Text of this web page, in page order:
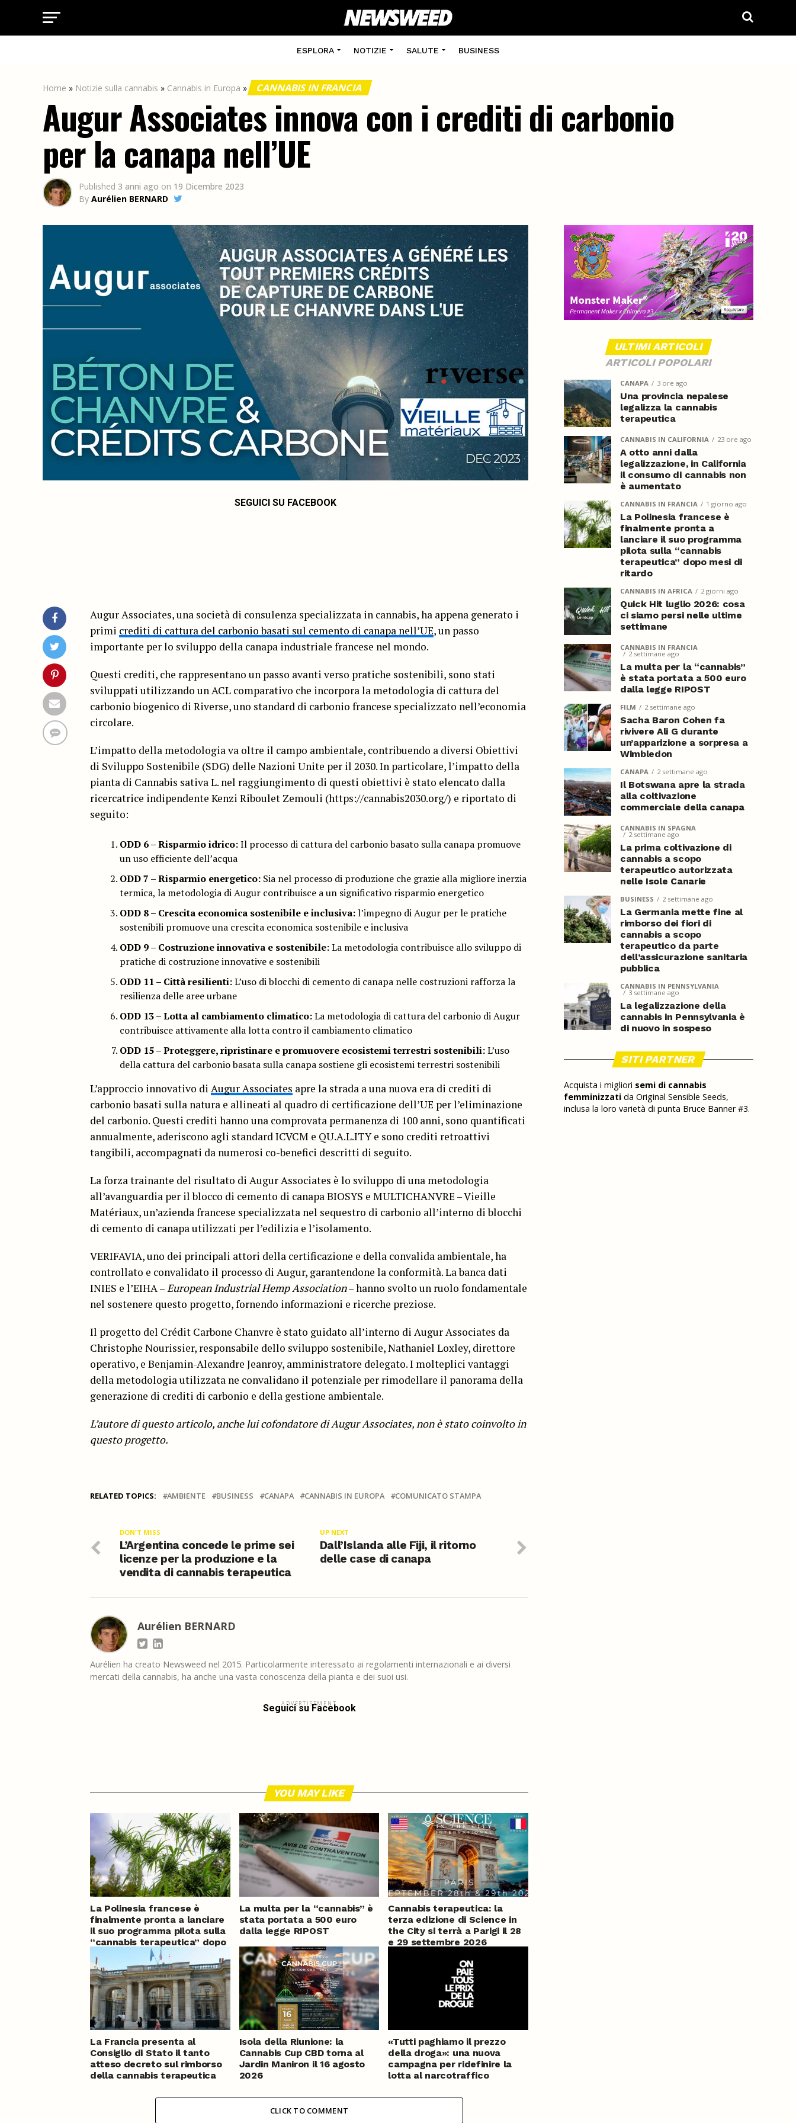
ESPLORA NOTIZIE SALUTE BUSINESS
Home » Notizie sulla cannabis » Cannabis in Europa » CANNABIS IN FRANCIA
Augur Associates innova con i crediti di carbonio
per la canapa nell’UE
Published 3 anni ago on 19 Dicembre 2023
By Aurélien BERNARD
SEGUICI SU FACEBOOK
Augur Associates, una società di consulenza specializzata in cannabis, ha appena generato i
primi crediti di cattura del carbonio basati sul cemento di canapa nell’UE, un passo
importante per lo sviluppo della canapa industriale francese nel mondo.
Questi crediti, che rappresentano un passo avanti verso pratiche sostenibili, sono stati
sviluppati utilizzando un ACL comparativo che incorpora la metodologia di cattura del
carbonio biogenico di Riverse, uno standard di carbonio francese specializzato nell’economia
circolare.
L’impatto della metodologia va oltre il campo ambientale, contribuendo a diversi Obiettivi
di Sviluppo Sostenibile (SDG) delle Nazioni Unite per il 2030. In particolare, l’impatto della
pianta di Cannabis sativa L. nel raggiungimento di questi obiettivi è stato elencato dalla
ricercatrice indipendente Kenzi Riboulet Zemouli (https://cannabis2030.org/) e riportato di
seguito:
ODD 6 – Risparmio idrico:Il processo di cattura del carbonio basato sulla canapa promuove
un uso efficiente dell’acqua
ODD 7 – Risparmio energetico: Sia nel processo di produzione che grazie alla migliore inerzia
termica, la metodologia di Augur contribuisce a un significativo risparmio energetico
ODD 8 – Crescita economica sostenibile e inclusiva:l’impegno di Augur per le pratiche
sostenibili promuove una crescita economica sostenibile e inclusiva
ODD 9 – Costruzione innovativa e sostenibile:La metodologia contribuisce allo sviluppo di
pratiche di costruzione innovative e sostenibili
ODD 11 – Città resilienti:L’uso di blocchi di cemento di canapa nelle costruzioni rafforza la
resilienza delle aree urbane
ODD 13 – Lotta al cambiamento climatico:La metodologia di cattura del carbonio di Augur
contribuisce attivamente alla lotta contro il cambiamento climatico
ODD 15 – Proteggere, ripristinare e promuovere ecosistemi terrestri sostenibili:L’uso
della cattura del carbonio basata sulla canapa sostiene gli ecosistemi terrestri sostenibili
L’approccio innovativo di Augur Associates apre la strada a una nuova era di crediti di
carbonio basati sulla natura e allineati al quadro di certificazione dell’UE per l’eliminazione
del carbonio. Questi crediti hanno una comprovata permanenza di 100 anni, sono quantificati
annualmente, aderiscono agli standard ICVCM e QU.A.L.ITY e sono crediti retroattivi
tangibili, accompagnati da numerosi co-benefici descritti di seguito.
La forza trainante del risultato di Augur Associates è lo sviluppo di una metodologia
all’avanguardia per il blocco di cemento di canapa BIOSYS e MULTICHANVRE – Vieille
Matériaux, un’azienda francese specializzata nel sequestro di carbonio all’interno di blocchi
di cemento di canapa utilizzati per l’edilizia e l’isolamento.
VERIFAVIA, uno dei principali attori della certificazione e della convalida ambientale, ha
controllato e convalidato il processo di Augur, garantendone la conformità. La banca dati
INIES e l’EIHA – European Industrial Hemp Association– hanno svolto un ruolo fondamentale
nel sostenere questo progetto, fornendo informazioni e ricerche preziose.
Il progetto del Crédit Carbone Chanvre è stato guidato all’interno di Augur Associates da
Christophe Nourissier, responsabile dello sviluppo sostenibile, Nathaniel Loxley, direttore
operativo, e Benjamin-Alexandre Jeanroy, amministratore delegato. I molteplici vantaggi
della metodologia utilizzata ne convalidano il potenziale per rimodellare il panorama della
generazione di crediti di carbonio e della gestione ambientale.
L’autore di questo articolo, anche lui cofondatore di Augur Associates, non è stato coinvolto in
questo progetto.
RELATED TOPICS: AMBIENTE BUSINESS CANAPA CANNABIS IN EUROPA COMUNICATO STAMPA
UP NEXT
Dall’Islanda alle Fiji, il ritorno
delle case di canapa
DON'T MISS
L’Argentina concede le prime sei
licenze per la produzione e la
vendita di cannabis terapeutica
Aurélien BERNARD
Aurélien ha creato Newsweed nel 2015. Particolarmente interessato ai regolamenti internazionali e ai diversi
mercati della cannabis, ha anche una vasta conoscenza della pianta e dei suoi usi.
ADVERTISEMENT
Seguici su Facebook
YOU MAY LIKE
La Polinesia francese è
finalmente pronta a lanciare
il suo programma pilota sulla
“cannabis terapeutica” dopo
mesi di ritardo
La multa per la “cannabis” è
stata portata a 500 euro
dalla legge RIPOST
Cannabis terapeutica: la
terza edizione di Science in
the City si terrà a Parigi il 28
e 29 settembre 2026
La Francia presenta al
Consiglio di Stato il tanto
atteso decreto sul rimborso
della cannabis terapeutica
Isola della Riunione: la
Cannabis Cup CBD torna al
Jardin Maniron il 16 agosto
2026
«Tutti paghiamo il prezzo
della droga»: una nuova
campagna per ridefinire la
lotta al narcotraffico
CLICK TO COMMENT
ULTIMI ARTICOLI
ARTICOLI POPOLARI
CANAPA 3 ore ago
Una provincia nepalese
legalizza la cannabis
terapeutica
CANNABIS IN CALIFORNIA 23 ore ago
A otto anni dalla
legalizzazione, in California
il consumo di cannabis non
è aumentato
CANNABIS IN FRANCIA 1 giorno ago
La Polinesia francese è
finalmente pronta a
lanciare il suo programma
pilota sulla “cannabis
terapeutica” dopo mesi di
ritardo
CANNABIS IN AFRICA 2 giorni ago
Quick Hit luglio 2026: cosa
ci siamo persi nelle ultime
settimane
CANNABIS IN FRANCIA
2 settimane ago
La multa per la “cannabis”
è stata portata a 500 euro
dalla legge RIPOST
FILM 2 settimane ago
Sacha Baron Cohen fa
rivivere Ali G durante
un’apparizione a sorpresa a
Wimbledon
CANAPA 2 settimane ago
Il Botswana apre la strada
alla coltivazione
commerciale della canapa
CANNABIS IN SPAGNA
2 settimane ago
La prima coltivazione di
cannabis a scopo
terapeutico autorizzata
nelle Isole Canarie
BUSINESS 2 settimane ago
La Germania mette fine al
rimborso dei fiori di
cannabis a scopo
terapeutico da parte
dell’assicurazione sanitaria
pubblica
CANNABIS IN PENNSYLVANIA
3 settimane ago
La legalizzazione della
cannabis in Pennsylvania è
di nuovo in sospeso
SITI PARTNER
Acquista i migliori semi di cannabis
femminizzati da Original Sensible Seeds,
inclusa la loro varietà di punta Bruce Banner #3.